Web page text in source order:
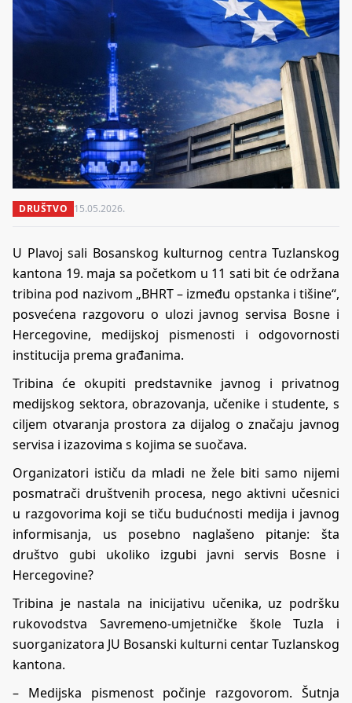
DRUŠTVO 15.05.2026.
U Plavoj sali Bosanskog kulturnog centra Tuzlanskog
kantona 19. maja sa početkom u 11 sati bit će održana
tribina pod nazivom „BHRT – između opstanka i tišine“,
posvećena razgovoru o ulozi javnog servisa Bosne i
Hercegovine, medijskoj pismenosti i odgovornosti
institucija prema građanima.
Tribina će okupiti predstavnike javnog i privatnog
medijskog sektora, obrazovanja, učenike i studente, s
ciljem otvaranja prostora za dijalog o značaju javnog
servisa i izazovima s kojima se suočava.
Organizatori ističu da mladi ne žele biti samo nijemi
posmatrači društvenih procesa, nego aktivni učesnici
u razgovorima koji se tiču budućnosti medija i javnog
informisanja, us posebno naglašeno pitanje: šta
društvo gubi ukoliko izgubi javni servis Bosne i
Hercegovine?
Tribina je nastala na inicijativu učenika, uz podršku
rukovodstva Savremeno-umjetničke škole Tuzla i
suorganizatora JU Bosanski kulturni centar Tuzlanskog
kantona.
– Medijska pismenost počinje razgovorom. Šutnja